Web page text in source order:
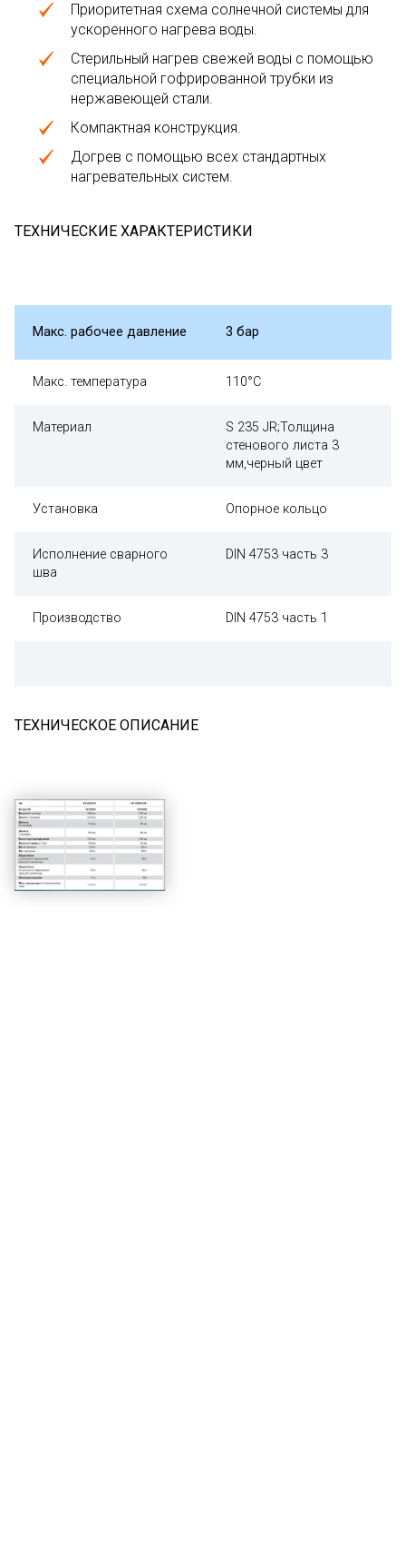
Приоритетная схема солнечной системы для
ускоренного нагрева воды.
Стерильный нагрев свежей воды с помощью
специальной гофрированной трубки из
нержавеющей стали.
Компактная конструкция.
Догрев с помощью всех стандартных
нагревательных систем.
ТЕХНИЧЕСКИЕ ХАРАКТЕРИСТИКИ
Макс. рабочее давление 3 бар
Макс. температура 110°C
Материал
S 235 JR;Толщина
стенового листа 3
мм,черный цвет
Установка Опорное кольцо
Исполнение сварного
шва
DIN 4753 часть 3
Производство DIN 4753 часть 1
ТЕХНИЧЕСКОЕ ОПИСАНИЕ